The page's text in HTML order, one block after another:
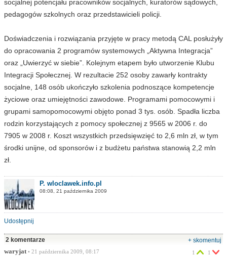
socjalnej potencjału pracowników socjalnych, kuratorów sądowych,
pedagogów szkolnych oraz przedstawicieli policji.
Doświadczenia i rozwiązania przyjęte w pracy metodą CAL posłużyły
do opracowania 2 programów systemowych „Aktywna Integracja”
oraz „Uwierzyć w siebie”. Kolejnym etapem było utworzenie Klubu
Integracji Społecznej. W rezultacie 252 osoby zawarły kontrakty
socjalne, 148 osób ukończyło szkolenia podnoszące kompetencje
życiowe oraz umiejętności zawodowe. Programami pomocowymi i
grupami samopomocowymi objęto ponad 3 tys. osób. Spadła liczba
rodzin korzystających z pomocy społecznej z 9565 w 2006 r. do
7905 w 2008 r. Koszt wszystkich przedsięwzięć to 2,6 mln zł, w tym
środki unijne, od sponsorów i z budżetu państwa stanowią 2,2 mln
zł.
P. wloclawek.info.pl
08:08, 21 października 2009
Udostępnij
2 komentarze
+ skomentuj
waryjat • 21 października 2009, 08:17 1 1